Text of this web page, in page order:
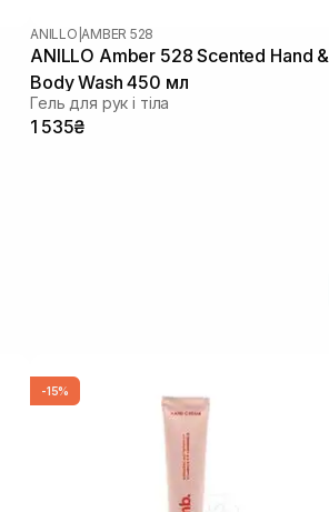
ANILLO AMBER 528
ANILLO Amber 528 Scented Hand &
Body Wash 450 мл
Гель для рук і тіла
1 535₴
-15%